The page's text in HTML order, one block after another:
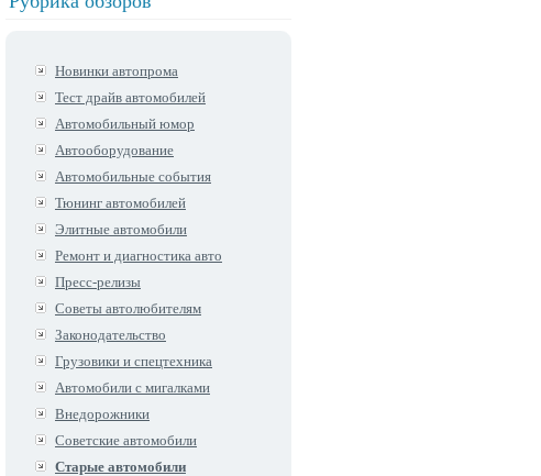
Новинки автопрома
Тест драйв автомобилей
Автомобильный юмор
Автооборудование
Автомобильные события
Тюнинг автомобилей
Элитные автомобили
Ремонт и диагностика авто
Пресс-релизы
Советы автолюбителям
Законодательство
Грузовики и спецтехника
Автомобили с мигалками
Внедорожники
Советские автомобили
Старые автомобили